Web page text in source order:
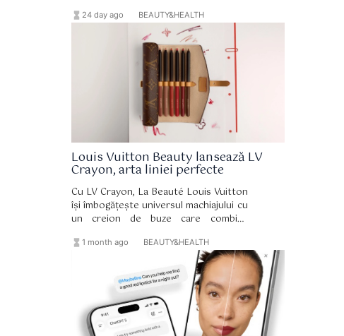
casei italiene din ultimii șase ani.
hourglass_full 24 day ago BEAUTY&HEALTH
Louis Vuitton Beauty lansează LV
Crayon, arta liniei perfecte
Cu LV Crayon, La Beauté Louis Vuitton
își îmbogățește universul machiajului cu
un creion de buze care combină
o viziune hotărât luxoasă asupra
hourglass_full 1 month ago BEAUTY&HEALTH